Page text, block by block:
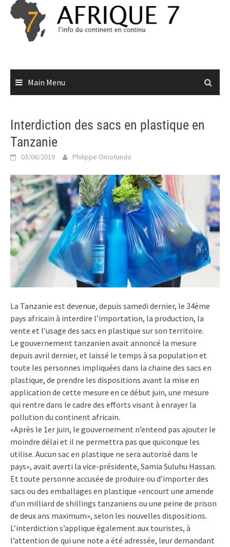
Skip
content
Main Menu
Interdiction des sacs en plastique en
Tanzanie
03/06/2019 Philippe Omotundo
La Tanzanie est devenue, depuis samedi dernier, le 34ème
pays africain à interdire l’importation, la production, la
vente et l’usage des sacs en plastique sur son territoire.
Le gouvernement tanzanien avait annoncé la mesure
depuis avril dernier, et laissé le temps à sa population et
toute les personnes impliquées dans la chaine des sacs en
plastique, de prendre les dispositions avant la mise en
application de cette mesure en ce début juin, une mesure
qui rentre dans le cadre des efforts visant à enrayer la
pollution du continent africain.
«Après le 1er juin, le gouvernement n’entend pas ajouter le
moindre délai et il ne permettra pas que quiconque les
utilise. Aucun sac en plastique ne sera autorisé dans le
pays», avait averti la vice-présidente, Samia Suluhu Hassan.
Et toute personne accusée de produire ou d’importer des
sacs ou des emballages en plastique «encourt une amende
d’un milliard de shillings tanzaniens ou une peine de prison
de deux ans maximum», selon les nouvelles dispositions.
L’interdiction s’applique également aux touristes, à
l’attention de qui une note a été adressée, leur demandant